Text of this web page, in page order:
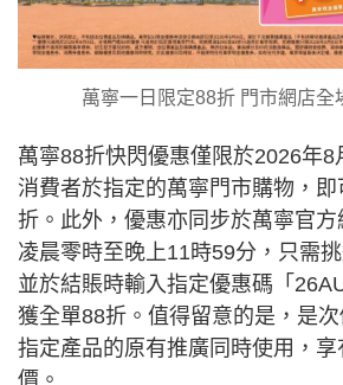
萬寧一日限定88折 門市網店全
萬寧88折快閃優惠僅限於2026年8
消費者於指定的萬寧門市購物，
折。此外，優惠亦同步於萬寧官方
凌晨零時至晚上11時59分，只需
並於結賬時輸入指定優惠碼「
獲全單88折。值得留意的是，是
指定產品的原有推廣同時使用，